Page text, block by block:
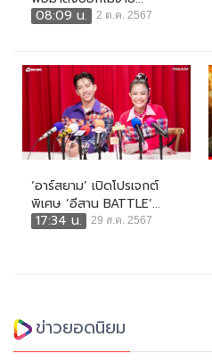
08:09 น.
2 ต.ค. 2567
‘อาร์สยาม’ เปิดโปรเจกต์
พิเศษ ‘อีสาน BATTLE’...
17:34 น.
29 ส.ค. 2567
ข่าวยอดนิยม